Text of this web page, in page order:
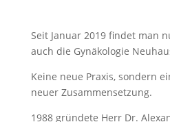
Seit Januar 2019 findet man
auch die Gynäkologie
Keine neue Praxis, sondern
neuer Zusammensetzung.
1988 gründete Herr Dr.